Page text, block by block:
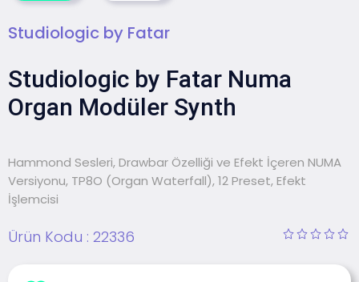
Studiologic by Fatar
Studiologic by Fatar Numa
Organ Modüler Synth
Hammond Sesleri, Drawbar Özelliği ve Efekt İçeren NUMA
Versiyonu, TP8O (Organ Waterfall), 12 Preset, Efekt
İşlemcisi
Ürün Kodu : 22336